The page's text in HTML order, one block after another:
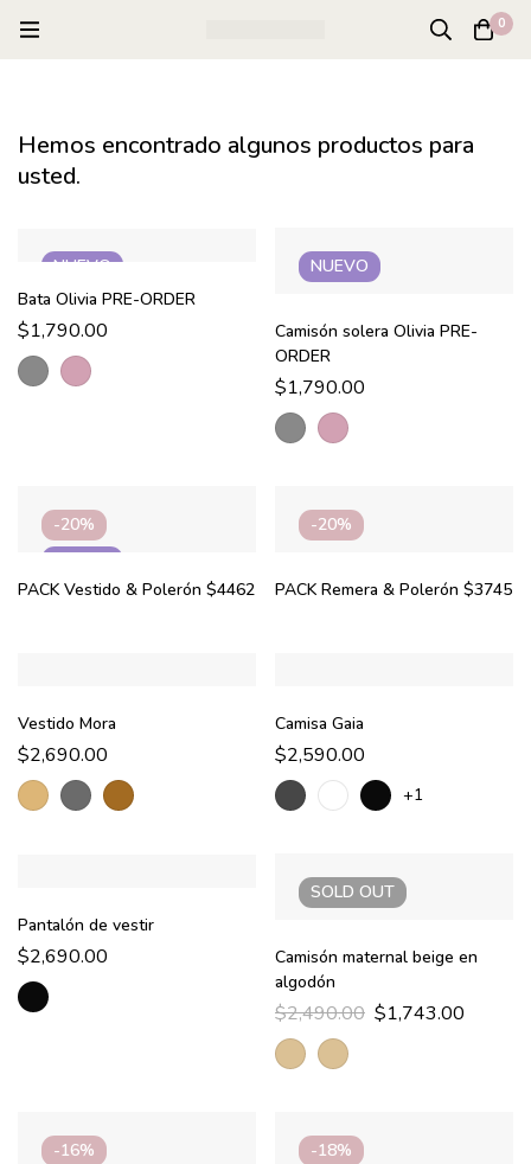
0
Hemos encontrado algunos productos para
usted.
NUEVO
Bata Olivia PRE-ORDER
$1,790.00
NUEVO
Camisón solera Olivia PRE-
ORDER
$1,790.00
-20%
PACK Vestido & Polerón $4462
-20%
PACK Remera & Polerón $3745
Vestido Mora
$2,690.00
Camisa Gaia
$2,590.00
+1
Pantalón de vestir
$2,690.00
SOLD OUT
Camisón maternal beige en
algodón
$2,490.00 $1,743.00
-16% -18%